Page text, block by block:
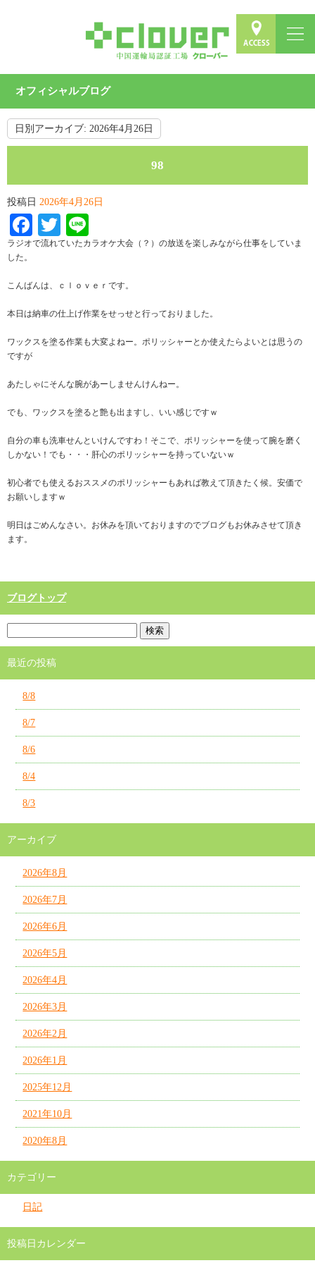
オフィシャルブログ
日別アーカイブ: 2026年4月26日
98
投稿日 2026年4月26日
Facebook
Twitter
ラジオで流れていたカラオケ大会（？）の放送を楽しみながら仕事をしていま
した。
こんばんは、ｃｌｏｖｅｒです。
本日は納車の仕上げ作業をせっせと行っておりました。
ワックスを塗る作業も大変よねー。ポリッシャーとか使えたらよいとは思うの
ですが
あたしゃにそんな腕があーしませんけんねー。
でも、ワックスを塗ると艶も出ますし、いい感じですｗ
自分の車も洗車せんといけんですわ！そこで、ポリッシャーを使って腕を磨く
しかない！でも・・・肝心のポリッシャーを持っていないｗ
初心者でも使えるおススメのポリッシャーもあれば教えて頂きたく候。安価で
お願いしますｗ
明日はごめんなさい。お休みを頂いておりますのでブログもお休みさせて頂き
ます。
ブログトップ
最近の投稿
8/8
8/7
8/6
8/4
8/3
アーカイブ
2026年8月
2026年7月
2026年6月
2026年5月
2026年4月
2026年3月
2026年2月
2026年1月
2025年12月
2021年10月
2020年8月
カテゴリー
日記
投稿日カレンダー